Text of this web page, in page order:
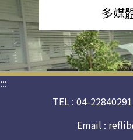
多媒
:::
TEL : 04-
Email :